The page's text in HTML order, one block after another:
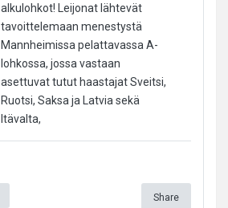
alkulohkot! Leijonat lähtevät
tavoittelemaan menestystä
Mannheimissa pelattavassa A-
lohkossa, jossa vastaan
asettuvat tutut haastajat Sveitsi,
Ruotsi, Saksa ja Latvia sekä
Itävalta,
Share